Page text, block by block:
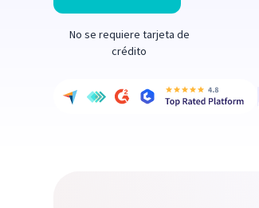
No se requiere tarjeta de
crédito